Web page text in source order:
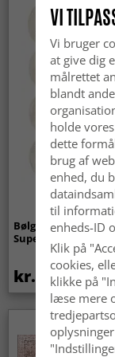
Bølget ryatæppe -
Super Soft Fur
kr.369
VI
Vi bruger
at give dig
målrettet
blandt
holde
dette
brug af
enhed, du
til
enheds-ID
Klik på
cookies,
klikke på
læse mere